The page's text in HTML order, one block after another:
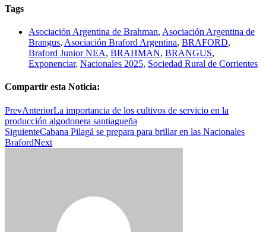
Tags
Asociación Argentina de Brahman, Asociación Argentina de
Brangus, Asociación Braford Argentina, BRAFORD,
Braford Junior NEA, BRAHMAN, BRANGUS,
Exponenciar, Nacionales 2025, Sociedad Rural de Corrientes
Compartir esta Noticia:
PrevAnteriorLa importancia de los cultivos de servicio en la
producción algodonera santiagueña
SiguienteCabana Pilagá se prepara para brillar en las Nacionales
BrafordNext